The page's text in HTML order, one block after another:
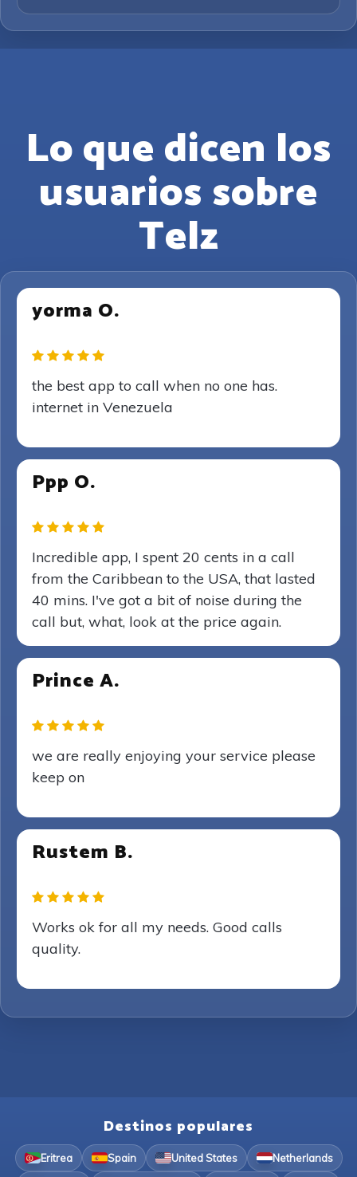
Lo que dicen los
usuarios sobre
Telz
yorma O.
the best app to call when no one has.
internet in Venezuela
Ppp O.
Incredible app, I spent 20 cents in a call
from the Caribbean to the USA, that lasted
40 mins. I've got a bit of noise during the
call but, what, look at the price again.
Prince A.
we are really enjoying your service please
keep on
Rustem B.
Works ok for all my needs. Good calls
quality.
Destinos populares
Eritrea Spain United States Netherlands